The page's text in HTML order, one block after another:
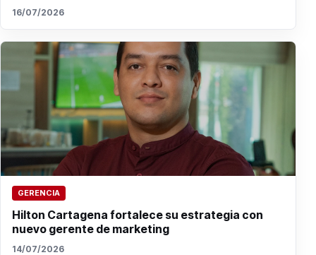
16/07/2026
GERENCIA
Hilton Cartagena fortalece su estrategia con
nuevo gerente de marketing
14/07/2026